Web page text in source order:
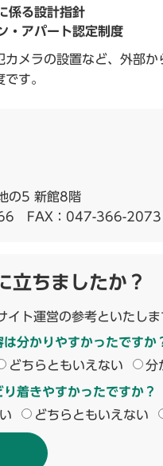
係る設計指針
・アパート認定制度
メラの設置など、外部
す。
の5 新館8階
FAX：047-366-2073
立ちましたか？
ト運営の参考といたしま
分かりやすかったですか
どちらともいえない 分
着きやすかったですか？
どちらともいえない